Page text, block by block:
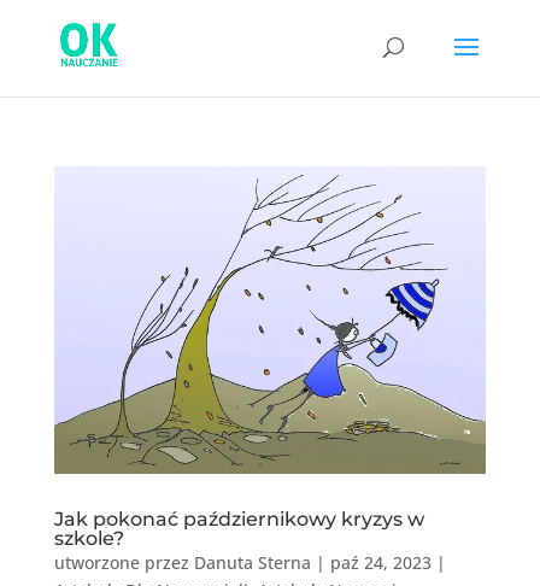
Jak pokonać październikowy kryzys w
szkole?
utworzone przez Danuta Sterna | paź 24, 2023|